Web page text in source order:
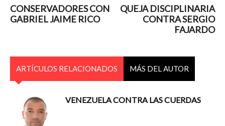
CONSERVADORES CON
GABRIEL JAIME RICO
QUEJA DISCIPLINARIA
CONTRA SERGIO
FAJARDO
ARTÍCULOS RELACIONADOS MÁS DEL AUTOR
VENEZUELA CONTRA LAS CUERDAS